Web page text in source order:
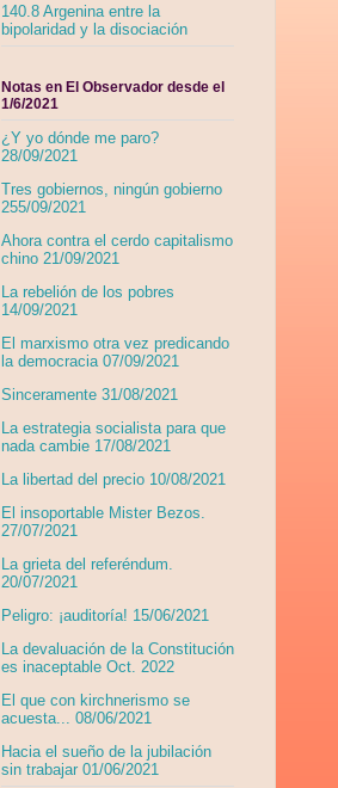
140.8 Argenina entre la
bipolaridad y la disociación
Notas en El Observador desde el
1/6/2021
¿Y yo dónde me paro?
28/09/2021
Tres gobiernos, ningún gobierno
255/09/2021
Ahora contra el cerdo capitalismo
chino 21/09/2021
La rebelión de los pobres
14/09/2021
El marxismo otra vez predicando
la democracia 07/09/2021
Sinceramente 31/08/2021
La estrategia socialista para que
nada cambie 17/08/2021
La libertad del precio 10/08/2021
El insoportable Mister Bezos.
27/07/2021
La grieta del referéndum.
20/07/2021
Peligro: ¡auditoría! 15/06/2021
La devaluación de la Constitución
es inaceptable Oct. 2022
El que con kirchnerismo se
acuesta... 08/06/2021
Hacia el sueño de la jubilación
sin trabajar 01/06/2021